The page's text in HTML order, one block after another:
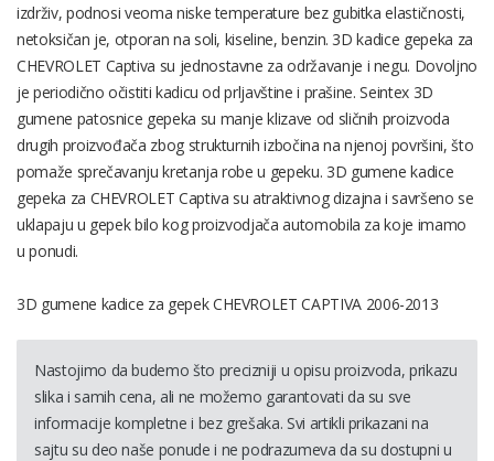
izdrživ, podnosi veoma niske temperature bez gubitka elastičnosti,
netoksičan je, otporan na soli, kiseline, benzin. 3D kadice gepeka za
CHEVROLET Captiva su jednostavne za održavanje i negu. Dovoljno
je periodično očistiti kadicu od prljavštine i prašine. Seintex 3D
gumene patosnice gepeka su manje klizave od sličnih proizvoda
drugih proizvođača zbog strukturnih izbočina na njenoj površini, što
pomaže sprečavanju kretanja robe u gepeku. 3D gumene kadice
gepeka za CHEVROLET Captiva su atraktivnog dizajna i savršeno se
uklapaju u gepek bilo kog proizvodjača automobila za koje imamo
u ponudi.
3D gumene kadice za gepek CHEVROLET CAPTIVA 2006-2013
Nastojimo da budemo što precizniji u opisu proizvoda, prikazu
slika i samih cena, ali ne možemo garantovati da su sve
informacije kompletne i bez grešaka. Svi artikli prikazani na
sajtu su deo naše ponude i ne podrazumeva da su dostupni u